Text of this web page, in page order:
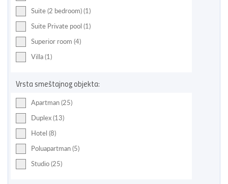
Suite (2 bedroom) (1)
Suite Private pool (1)
Superior room (4)
Villa (1)
Vrsta smeštajnog objekta:
Apartman (25)
Duplex (13)
Hotel (8)
Poluapartman (5)
Studio (25)